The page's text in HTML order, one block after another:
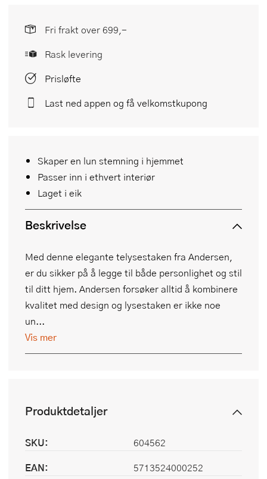
Skaper en lun stemning i hjemmet
Passer inn i ethvert interiør
Laget i eik
Beskrivelse
Med denne elegante telysestaken fra Andersen,
er du sikker på å legge til både personlighet og stil
til ditt hjem. Andersen forsøker alltid å kombinere
kvalitet med design og lysestaken er ikke noe
un...
Vis mer
Fri frakt over 699,-
Rask levering
Prisløfte
Last ned appen og få velkomstkupong
Produktdetaljer
SKU:
604562
EAN:
5713524000252